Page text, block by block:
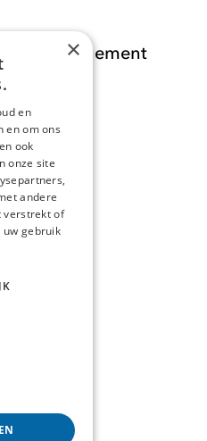
ons
site
×
en
en om ons
ook
onze site
andere
verstrekt of
uw gebruik